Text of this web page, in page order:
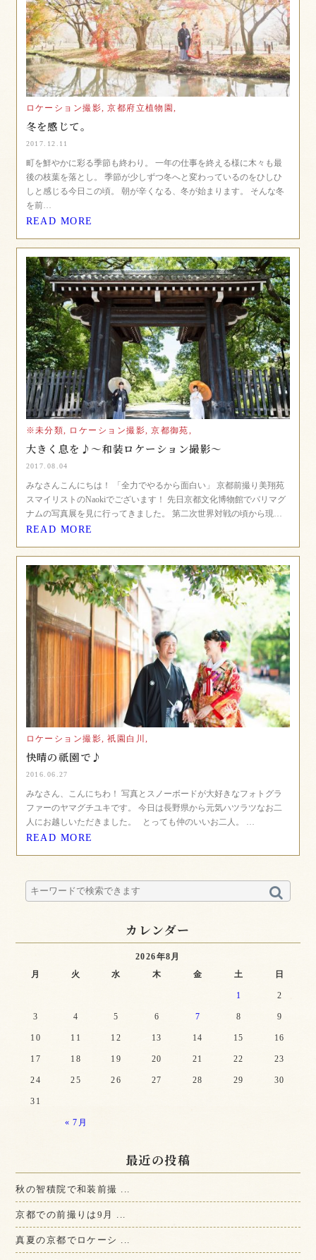
ロケーション撮影, 京都府立植物園,
冬を感じて。
2017.12.11
町を鮮やかに彩る季節も終わり。 一年の仕事を終える様に木々も最
後の枝葉を落とし。 季節が少しずつ冬へと変わっているのをひしひ
しと感じる今日この頃。 朝が辛くなる、冬が始まります。 そんな冬
を前…
READ MORE
※未分類, ロケーション撮影, 京都御苑,
大きく息を♪〜和装ロケーション撮影〜
2017.08.04
みなさんこんにちは！ 「全力でやるから面白い」 京都前撮り美翔苑
スマイリストのNaokiでございます！ 先日京都文化博物館でパリマグ
ナムの写真展を見に行ってきました。 第二次世界対戦の頃から現…
READ MORE
ロケーション撮影, 祇園白川,
快晴の祇園で♪
2016.06.27
みなさん、こんにちわ！ 写真とスノーボードが大好きなフォトグラ
ファーのヤマグチユキです。 今日は長野県から元気ハツラツなお二
人にお越しいただきました。 とっても仲のいいお二人。 …
READ MORE
カレンダー
2026年8月
月
火 水 木 金 土 日
« 7月
1 2
3 4 5 6 7 8 9
10 11 12 13 14 15 16
17 18 19 20 21 22 23
24 25 26 27 28 29 30
31
最近の投稿
秋の智積院で和装前撮 ...
京都での前撮りは9月 ...
真夏の京都でロケーシ ...